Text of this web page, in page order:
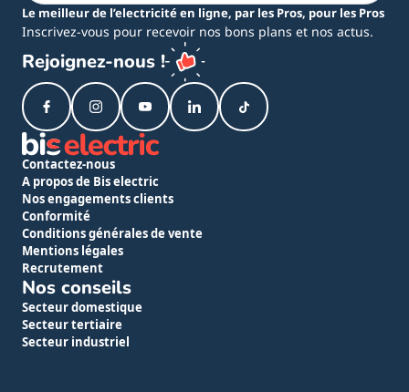
Le meilleur de l’electricité en ligne, par les Pros, pour les Pros
Inscrivez-vous pour recevoir nos bons plans et nos actus.
Rejoignez-nous !
Contactez-nous
A propos de Bis electric
Nos engagements clients
Conformité
Conditions générales de vente
Mentions légales
Recrutement
Nos conseils
Secteur domestique
Secteur tertiaire
Secteur industriel